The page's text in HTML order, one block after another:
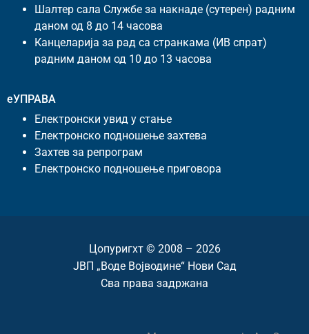
Шалтер сала Службе за накнаде (сутерен) радним
даном од 8 до 14 часова
Канцеларија за рад са странкама (ИВ спрат)
радним даном од 10 до 13 часова
еУПРАВА
Електронски увид у стање
Електронско подношење захтева
Захтев за репрограм
Електронско подношење приговора
Цопyригхт © 2008 – 2026
ЈВП „Воде Војводине“ Нови Сад
Сва права задржана